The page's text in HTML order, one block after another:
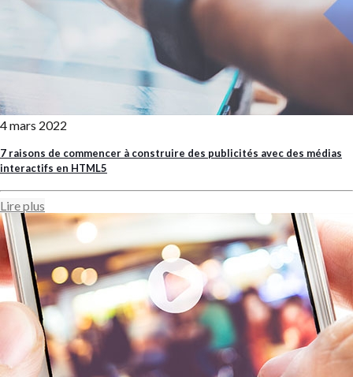
4 mars 2022
7 raisons de commencer à construire des publicités avec des médias
interactifs en HTML5
Lire plus